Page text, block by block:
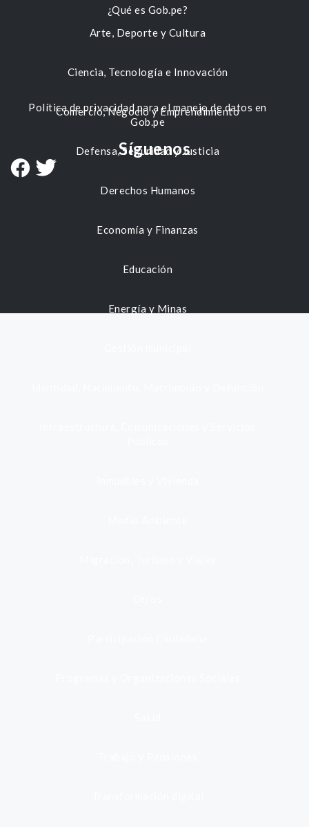
Arte, Deporte y Cultura
Ciencia, Tecnología e Innovación
Comercio, Negocio y Emprendimiento
Defensa, Seguridad y Justicia
Derechos Humanos
Economía y Finanzas
Educación
Energía y Minas
¿Qué es Gob.pe?
Política de privacidad para el manejo de datos en
Gob.pe
Síguenos